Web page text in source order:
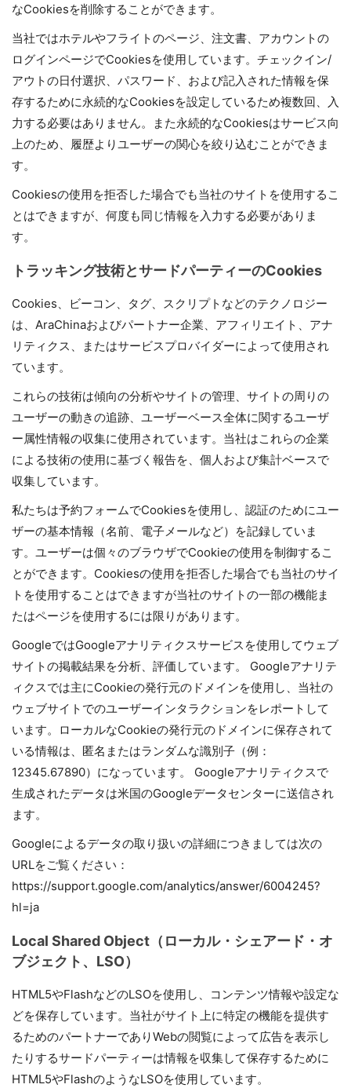
なCookiesを削除することができます。
当社ではホテルやフライトのページ、注文書、アカウントの
ログインページでCookiesを使用しています。チェックイン/
アウトの日付選択、パスワード、および記入された情報を保
存するために永続的なCookiesを設定しているため複数回、入
力する必要はありません。また永続的なCookiesはサービス向
上のため、履歴よりユーザーの関心を絞り込むことができま
す。
Cookiesの使用を拒否した場合でも当社のサイトを使用するこ
とはできますが、何度も同じ情報を入力する必要がありま
す。
トラッキング技術とサードパーティーのCookies
Cookies、ビーコン、タグ、スクリプトなどのテクノロジー
は、AraChinaおよびパートナー企業、アフィリエイト、アナ
リティクス、またはサービスプロバイダーによって使用され
ています。
これらの技術は傾向の分析やサイトの管理、サイトの周りの
ユーザーの動きの追跡、ユーザーベース全体に関するユーザ
ー属性情報の収集に使用されています。当社はこれらの企業
による技術の使用に基づく報告を、個人および集計ベースで
収集しています。
私たちは予約フォームでCookiesを使用し、認証のためにユー
ザーの基本情報（名前、電子メールなど）を記録していま
す。ユーザーは個々のブラウザでCookieの使用を制御するこ
とができます。Cookiesの使用を拒否した場合でも当社のサイ
トを使用することはできますが当社のサイトの一部の機能ま
たはページを使用するには限りがあります。
GoogleではGoogleアナリティクスサービスを使用してウェブ
サイトの掲載結果を分析、評価しています。 Googleアナリテ
ィクスでは主にCookieの発行元のドメインを使用し、当社の
ウェブサイトでのユーザーインタラクションをレポートして
います。ローカルなCookieの発行元のドメインに保存されて
いる情報は、匿名またはランダムな識別子（例：
12345.67890）になっています。 Googleアナリティクスで
生成されたデータは米国のGoogleデータセンターに送信され
ます。
Googleによるデータの取り扱いの詳細につきましては次の
URLをご覧ください：
https://support.google.com/analytics/answer/6004245?
hl=ja
Local Shared Object（ローカル・シェアード・オ
ブジェクト、LSO）
HTML5やFlashなどのLSOを使用し、コンテンツ情報や設定な
どを保存しています。当社がサイト上に特定の機能を提供す
るためのパートナーでありWebの閲覧によって広告を表示し
たりするサードパーティーは情報を収集して保存するために
HTML5やFlashのようなLSOを使用しています。